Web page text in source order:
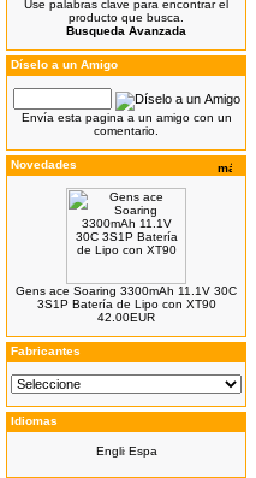
Use palabras clave para encontrar el
producto que busca.
Busqueda Avanzada
Díselo a un Amigo
Envía esta pagina a un amigo con un
comentario.
Novedades
Gens ace Soaring 3300mAh 11.1V 30C
3S1P Batería de Lipo con XT90
42.00EUR
Fabricantes
Idiomas